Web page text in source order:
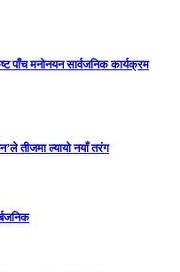
पाँच मनोनयन सार्वजनिक कार्यक्रम
तीजमा ल्यायो नयाँ तरंग